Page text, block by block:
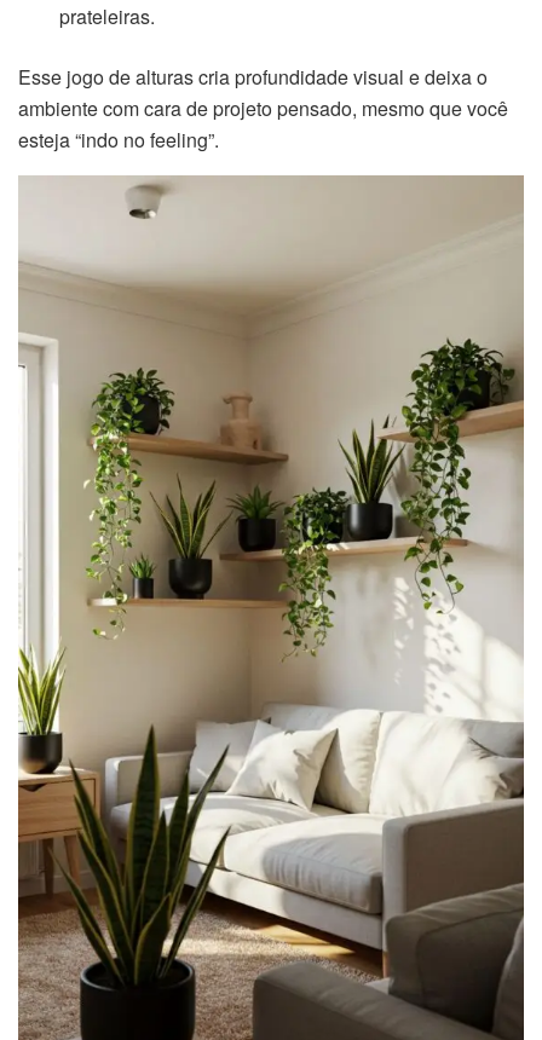
prateleiras.
Esse jogo de alturas cria profundidade visual e deixa o
ambiente com cara de projeto pensado, mesmo que você
esteja “indo no feeling”.